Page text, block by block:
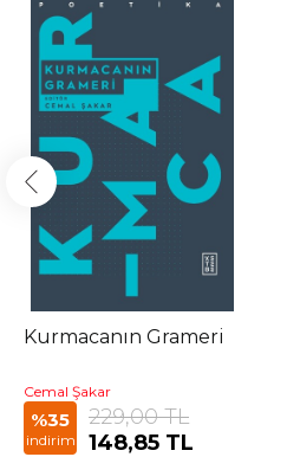
Kurmacanın Grameri
Cemal Şakar
%35
indirim
229,00 TL
148,85 TL